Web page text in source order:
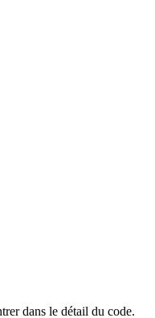
dans le détail du code.